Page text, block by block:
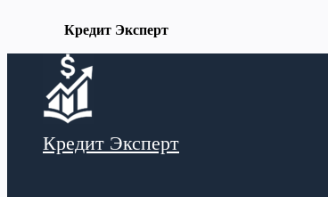
Кредит Эксперт
содержимому
Кредит Эксперт